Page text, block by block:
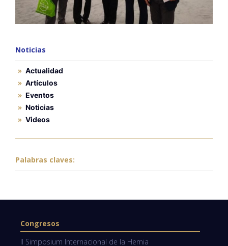
Noticias
Actualidad
Artículos
Eventos
Noticias
Videos
Palabras claves:
Congresos
II Simposium Internacional de la Hernia